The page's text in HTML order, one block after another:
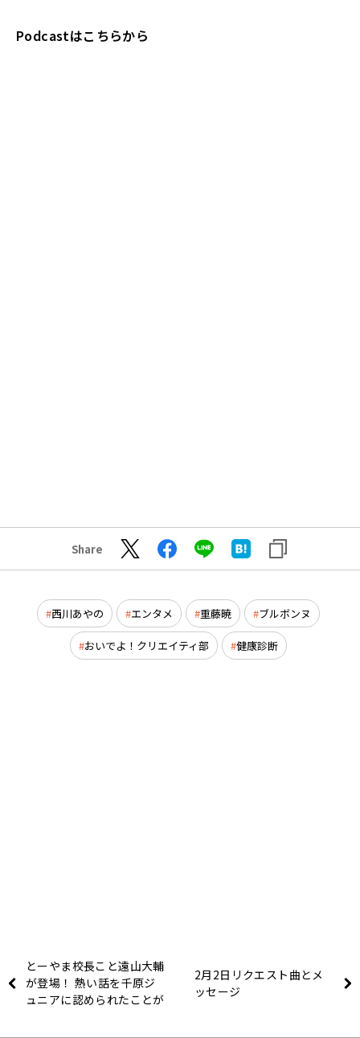
Podcastはこちらから
Share
西川あやの エンタメ 重藤暁 ブルボンヌ
おいでよ！クリエイティ部 健康診断
とーやま校長こと遠山大輔
が登場！ 熱い話を千原ジ
ュニアに認められたことが
2月2日リクエスト曲とメ
ッセージ